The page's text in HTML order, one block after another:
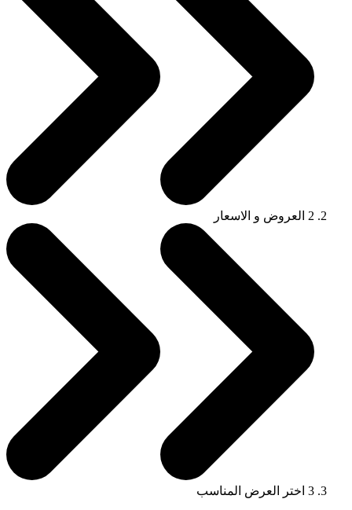
2 العروض و الاسعار
3 اختر العرض المناسب